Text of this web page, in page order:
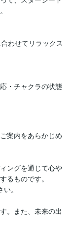
わせてリラックス
・チャクラの状態
案内をあらかじめ
ングを通じて心や
るものです。
。
。また、未来の出